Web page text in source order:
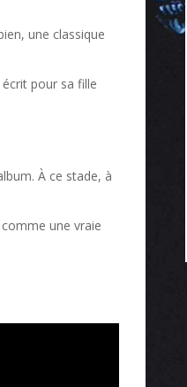
une classique
écrit pour sa fille
À ce stade, à
une vraie